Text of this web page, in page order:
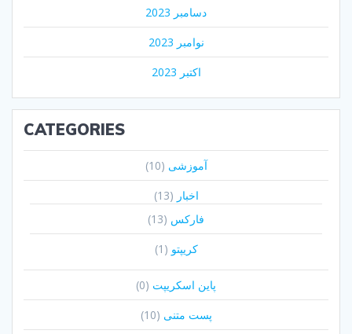
دسامبر 2023
نوامبر 2023
اکتبر 2023
CATEGORIES
آموزشی (10)
اخبار (13)
فارکس (13)
کریپتو (1)
پاین اسکریپت (0)
پست متنی (10)